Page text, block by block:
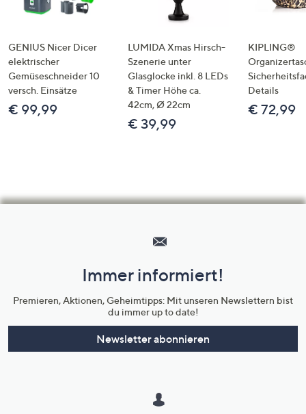
GENIUS Nicer Dicer
elektrischer
Gemüseschneider 10
versch. Einsätze
€ 99,99
LUMIDA Xmas Hirsch-
Szenerie unter
Glasglocke inkl. 8 LEDs
& Timer Höhe ca.
42cm, Ø 22cm
€ 39,99
KIPLING®
Details
€ 72,99
Unternehmensinformationen
Immer informiert!
Premieren, Aktionen, Geheimtipps: Mit unseren Newslettern bist
du immer up to date!
Newsletter abonnieren